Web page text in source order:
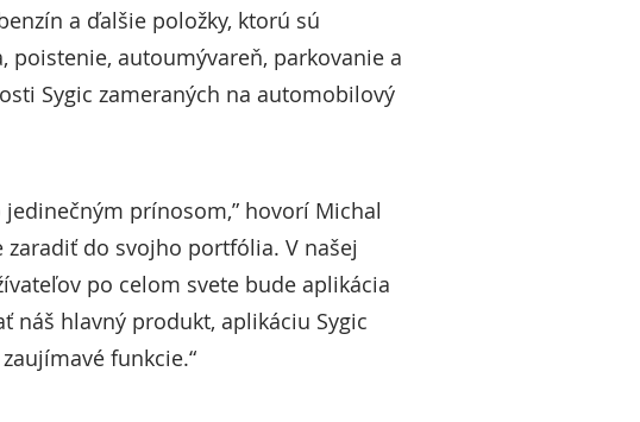
a ďalšie položky, ktorú sú
autoumývareň, parkovanie a
Sygic zameraných na automobilový
prínosom,” hovorí Michal
zaradiť do svojho portfólia. V našej
po celom svete bude aplikácia
náš hlavný produkt, aplikáciu Sygic
funkcie.“